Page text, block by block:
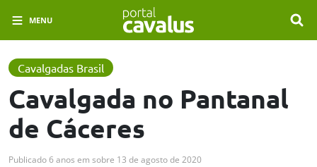
MENU
Cavalgadas Brasil
Cavalgada no Pantanal
de Cáceres
Publicado6 anos em sobre 13 de agosto de 2020